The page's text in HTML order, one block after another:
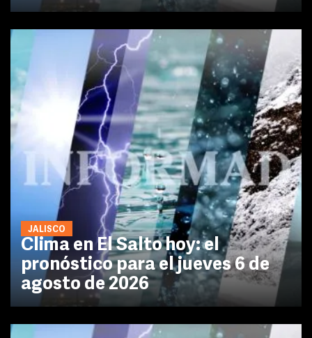
JALISCO
Clima en El Salto hoy: el
pronóstico para el jueves 6 de
agosto de 2026